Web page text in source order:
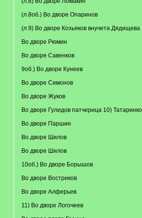
(л.8об.) Во дворе Опаринов
(л.9) Во дворе Козьяков внучета Дядищева
Во дворе Рюмин
Во дворе Савенков
9об.) Во дворе Кунеев
Во дворе Симонов
Во дворе Жуков
Во дворе Гулидов патчерица 10)
Во дворе Паршин
Во дворе Шилов
Во дворе Шилов
10об.) Во дворе Борышов
Во дворе Востриков
Во дворе Алферьев
11) Во дворе Логочеев